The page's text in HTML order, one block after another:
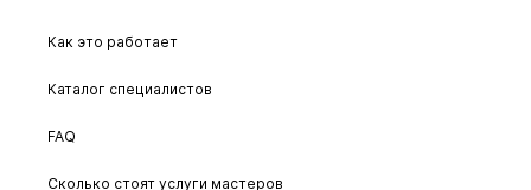
Как это работает
Каталог специалистов
FAQ
Сколько стоят услуги мастеров